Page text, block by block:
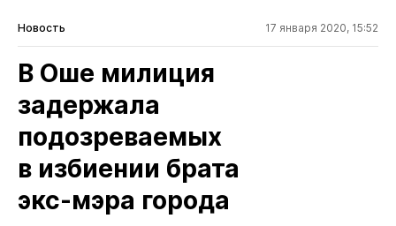
Новость 17 января 2020, 15:52
В Оше милиция
задержала
подозреваемых
в избиении брата
экс‑мэра города